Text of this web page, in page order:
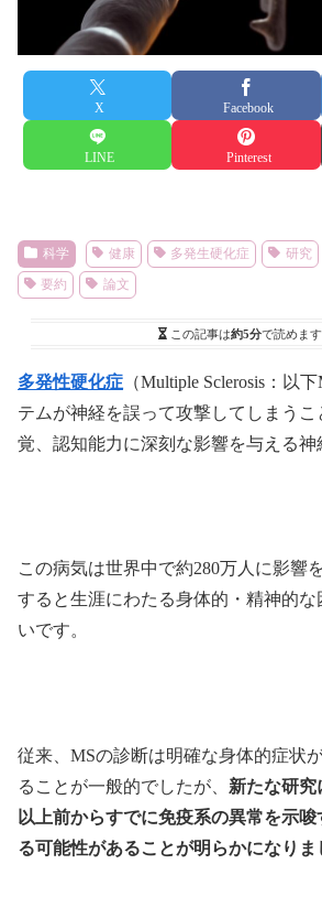
X Facebook
LINE Pinterest
科学 健康 多発生硬化症 研究
要約
論文
この記事は約5分で読めます
多発性硬化症 （Multiple Sclerosis：以
テムが神経を誤って攻撃してしまう
覚、認知能力に深刻な影響を与える神
この病気は世界中で約280万人に影響
すると生涯にわたる身体的・精神的
いです。
従来、MSの診断は明確な身体的症状
ることが一般的でしたが、 新たな研究
以上前からすでに免疫系の異常を示
る可能性があることが明らかになりま